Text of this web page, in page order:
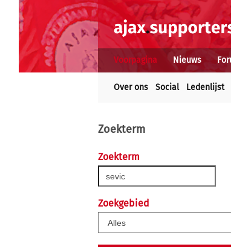
Voorpagina Nieuws
Over ons Social Ledenlijst
Zoekterm
Zoekterm
Zoekgebied